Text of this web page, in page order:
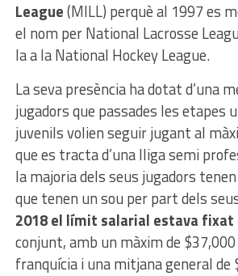
League(MILL) perquè al 1997 es
el nom per National Lacrosse
la a la National Hockey League.
La seva presència ha dotat d’una
jugadors que passades les etapes
juvenils volien seguir jugant al
que es tracta d’una lliga semi
la majoria dels seus jugadors
que tenen un sou per part dels
2018 el límit salarial estava fixat
conjunt, amb un màxim de
franquícia i una mitjana general de